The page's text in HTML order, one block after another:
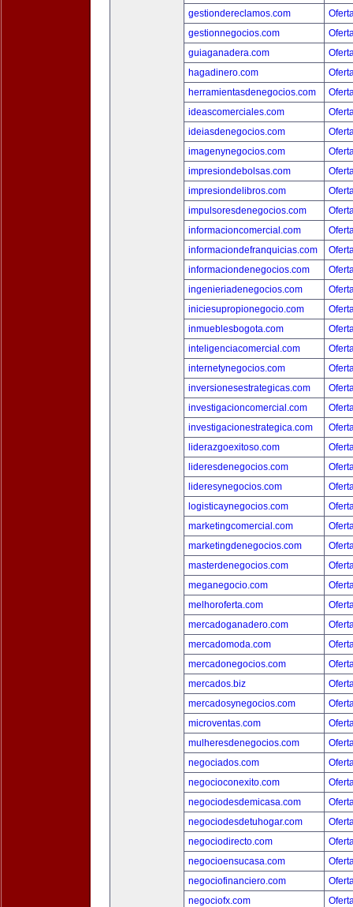
gestiondereclamos.com
gestionnegocios.com
guiaganadera.com
hagadinero.com
herramientasdenegocios.com
ideascomerciales.com
ideiasdenegocios.com
imagenynegocios.com
impresiondebolsas.com
impresiondelibros.com
impulsoresdenegocios.com
informacioncomercial.com
informaciondefranquicias.com
informaciondenegocios.com
ingenieriadenegocios.com
iniciesupropionegocio.com
inmueblesbogota.com
inteligenciacomercial.com
internetynegocios.com
inversionesestrategicas.com
investigacioncomercial.com
investigacionestrategica.com
liderazgoexitoso.com
lideresdenegocios.com
lideresynegocios.com
logisticaynegocios.com
marketingcomercial.com
marketingdenegocios.com
masterdenegocios.com
meganegocio.com
melhoroferta.com
mercadoganadero.com
mercadomoda.com
mercadonegocios.com
mercados.biz
mercadosynegocios.com
microventas.com
mulheresdenegocios.com
negociados.com
negocioconexito.com
negociodesdemicasa.com
negociodesdetuhogar.com
negociodirecto.com
negocioensucasa.com
negociofinanciero.com
negociofx.com